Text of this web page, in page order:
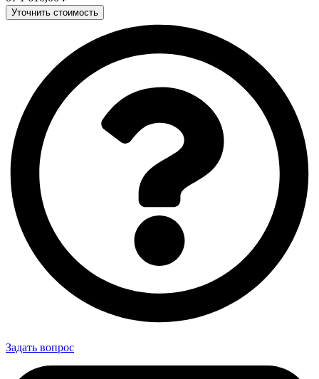
Уточнить стоимость
Задать вопрос